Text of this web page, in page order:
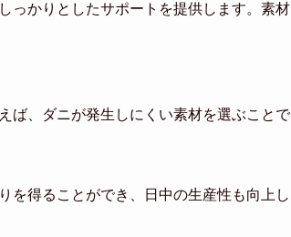
っかりとしたサポートを提供します。素材
ば、ダニが発生しにくい素材を選ぶことで
を得ることができ、日中の生産性も向上し